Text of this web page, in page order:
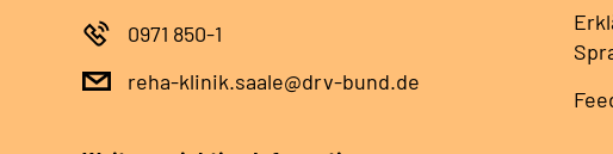
0971 850-1
reha-klinik.saale@drv-bund.de